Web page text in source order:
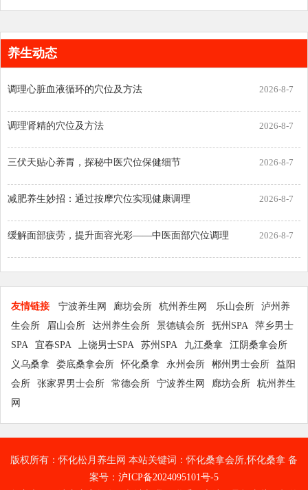
所-新中式私汤秘境，1388 元 所-韩式 SPA 标杆，1088 元皇
养生动态
2026-8-7
调理心脏血液循环的穴位及方法
2026-8-7
调理肾精的穴位及方法
2026-8-7
三伏天贴心养胃，探秘中医穴位保健细节
2026-8-7
减肥养生妙招：通过按摩穴位实现健康调理
2026-8-7
缓解面部疲劳，提升面容光彩——中医面部穴位调理
友情链接 宁波养生网 廊坊会所 杭州养生网 乐山会所
泸州养
生会所
眉山会所 达州养生会所 景德镇会所 抚州SPA
萍乡男士
SPA
宜春SPA 上饶男士SPA 苏州SPA 九江桑拿
江阴桑拿会所
义乌桑拿
娄底桑拿会所 怀化桑拿 永州会所 郴州男士会所
益阳
会所
张家界男士会所 常德会所 宁波养生网 廊坊会所
杭州养生
网
版权所有：怀化松月养生网 本站关键词：怀化桑拿会所,怀化桑拿 备
案号： 沪ICP备2024095101号-5